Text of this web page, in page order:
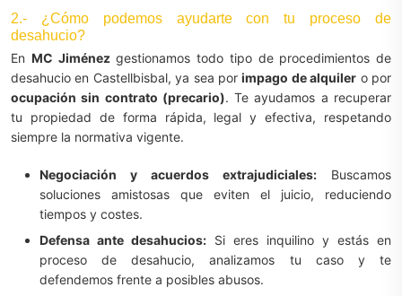
2.- ¿Cómo podemos ayudarte con tu proceso de
desahucio?
En MC Jiménezgestionamos todo tipo de procedimientos de
desahucio en Castellbisbal, ya sea porimpago de alquiler o por
ocupación sin contrato (precario). Te ayudamos a recuperar
tu propiedad de forma rápida, legal y efectiva, respetando
siempre la normativa vigente.
Negociación y acuerdos extrajudiciales: Buscamos
soluciones amistosas que eviten el juicio, reduciendo
tiempos y costes.
Defensa ante desahucios: Si eres inquilino y estás en
proceso de desahucio, analizamos tu caso y te
defendemos frente a posibles abusos.